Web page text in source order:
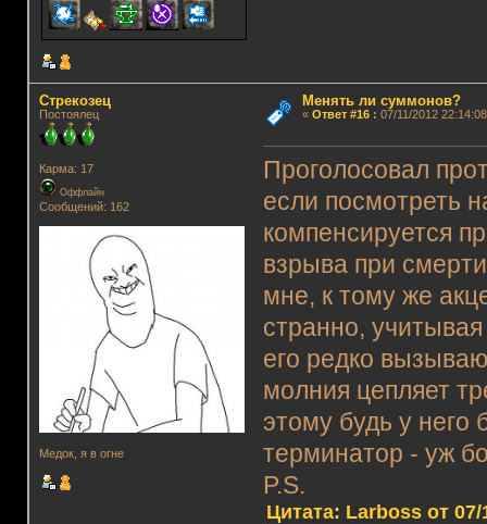
Стрекозец
Постоялец
Карма: 17
Оффлайн
Сообщений: 162
Медок, я в огне
Менять ли суммонов?
« Ответ #16: 07/11/2012
Проголосовал
если посмотреть
компенсируется
взрыва при
мне, к тому же
странно,
его редко
молния цепляет
этому будь у
терминатор - уж
P.S.
Цитата: Lаrboss от 07/